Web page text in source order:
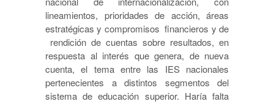
lineamientos, prioridades de acción, áreas
estratégicas y compromisos financieros y de
rendición de cuentas sobre resultados, en
respuesta al interés que genera, de nueva
cuenta, el tema entre las IES nacionales
pertenecientes a distintos segmentos del
sistema de educación superior. Haría falta